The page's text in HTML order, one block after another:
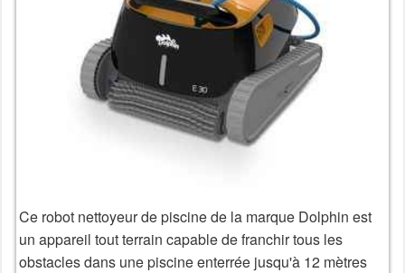
Ce robot nettoyeur de piscine de la marque Dolphin est
un appareil tout terrain capable de franchir tous les
obstacles dans une piscine enterrée jusqu'à 12 mètres